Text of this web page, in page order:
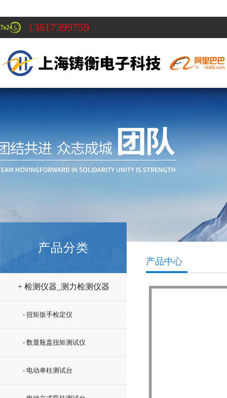
13817399759
产品分类
+ 检测仪器_测力检测仪器
- 扭矩扳手检定仪
- 数显瓶盖扭矩测试仪
- 电动单柱测试台
产品中心